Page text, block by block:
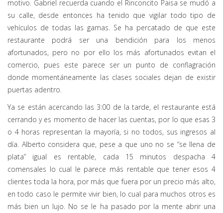
motivo. Gabriel recuerda cuando el Rinconcito Paisa se mudó a
su calle, desde entonces ha tenido que vigilar todo tipo de
vehículos de todas las gamas. Se ha percatado de que este
restaurante podrá ser una bendición para los menos
afortunados, pero no por ello los más afortunados evitan el
comercio, pues este parece ser un punto de conflagración
donde momentáneamente las clases sociales dejan de existir
puertas adentro.
Ya se están acercando las 3:00 de la tarde, el restaurante está
cerrando y es momento de hacer las cuentas, por lo que esas 3
o 4 horas representan la mayoría, si no todos, sus ingresos al
día. Alberto considera que, pese a que uno no se “se llena de
plata” igual es rentable, cada 15 minutos despacha 4
comensales lo cual le parece más rentable que tener esos 4
clientes toda la hora, por más que fuera por un precio más alto,
en todo caso le permite vivir bien, lo cual para muchos otros es
más bien un lujo. No se le ha pasado por la mente abrir una